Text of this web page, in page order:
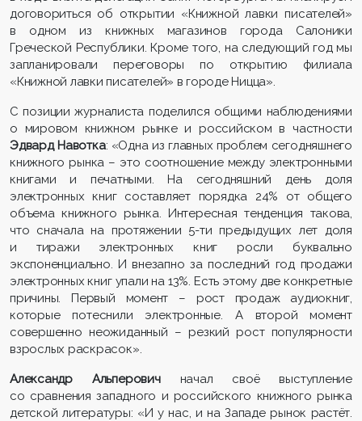
договориться об открытии «Книжной лавки писателей»
в одном из книжных магазинов города Салоники
Греческой Республики. Кроме того, на следующий год мы
запланировали переговоры по открытию филиала
«Книжной лавки писателей» в городе Ницца».
С позиции журналиста поделился общими наблюдениями
о мировом книжном рынке и российском в частности
Эдвард Навотка: «Одна из главных проблем сегодняшнего
книжного рынка – это соотношение между электронными
книгами и печатными. На сегодняшний день доля
электронных книг составляет порядка 24% от общего
объема книжного рынка. Интересная тенденция такова,
что сначала на протяжении 5-ти предыдущих лет доля
и тиражи электронных книг росли буквально
экспоненциально. И внезапно за последний год продажи
электронных книг упали на 13%. Есть этому две конкретные
причины. Первый момент – рост продаж аудиокниг,
которые потеснили электронные. А второй момент
совершенно неожиданный – резкий рост популярности
взрослых раскрасок».
Александр Альперовичначал своё выступление
со сравнения западного и российского книжного рынка
детской литературы: «И у нас, и на Западе рынок растёт.